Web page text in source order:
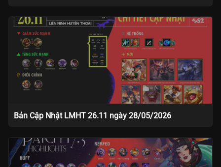
Bản Cập Nhật LMHT 26.11 ngày 28/05/2026